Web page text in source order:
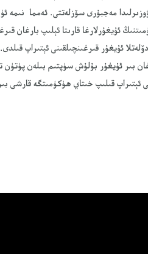
مەجبۇرى سۆزلەتتى. ئەمما نىمە
ئۇيغۇرلارغا قارىتا ئېلىپ بارغان
بىر ئۇيغۇر بۇلۇش سۈپتىم بىلەن
ئېتىراپ قىلىپ خىتاي ھۈكۈمىتگە قارشى